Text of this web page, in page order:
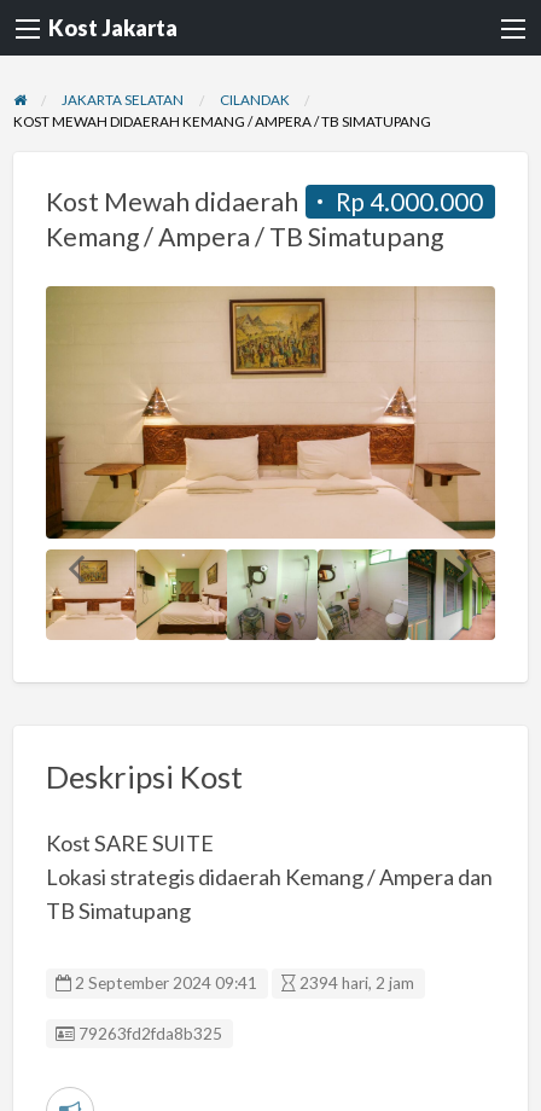
Kost Jakarta
JAKARTA SELATAN
CILANDAK
KOST MEWAH DIDAERAH KEMANG / AMPERA / TB SIMATUPANG
Rp 4.000.000
Kost Mewah didaerah
Kemang / Ampera / TB Simatupang
Deskripsi Kost
Kost SARE SUITE
Lokasi strategis didaerah Kemang / Ampera dan
TB Simatupang
2 September 2024 09:41 2394 hari, 2 jam
Listing ID
79263fd2fda8b325